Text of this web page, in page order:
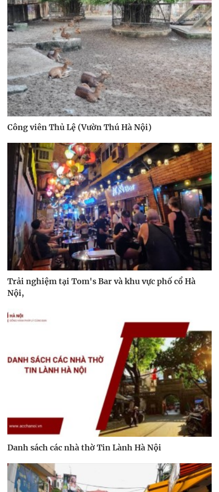
Công viên Thủ Lệ (Vườn Thú Hà Nội)
Trải nghiệm tại Tom's Bar và khu vực phố cổ Hà
Nội,
Danh sách các nhà thờ Tin Lành Hà Nội